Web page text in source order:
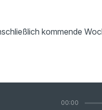
kommende
00:00